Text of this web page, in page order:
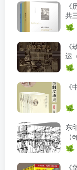
共
运
东